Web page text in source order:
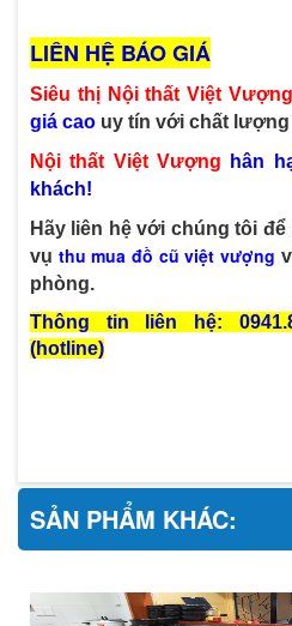
LIÊN HỆ BÁO GIÁ
Siêu thị Nội thất Việt Vượng
giá cao uy tín với chất
Nội thất Việt Vượng
hân
khách!
Hãy liên hệ với chúng tôi
vụ thu muađồ cũ việt vượng
phòng.
Thông tin liên hệ:
(hotline)
SẢN PHẨM KHÁC: